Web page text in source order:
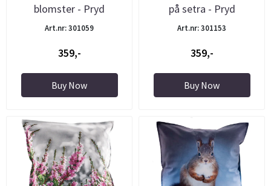
blomster - Pryd
Art.nr: 301059
359,-
Buy Now
på setra - Pryd
Art.nr: 301153
359,-
Buy Now